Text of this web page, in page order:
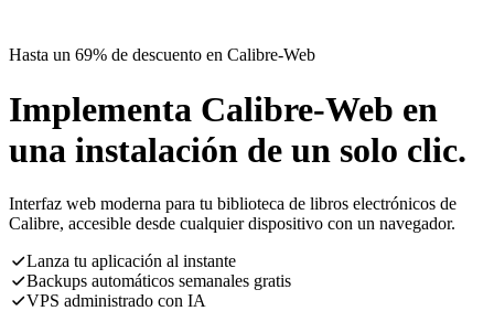
Hasta un 69% de descuento en Calibre-Web
Implementa Calibre-Web en
una instalación de un solo clic.
Interfaz web moderna para tu biblioteca de libros electrónicos de
Calibre, accesible desde cualquier dispositivo con un navegador.
Lanza tu aplicación al instante
Backups automáticos semanales gratis
VPS administrado con IA